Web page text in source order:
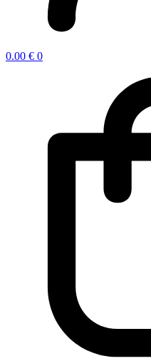
0.00 € 0